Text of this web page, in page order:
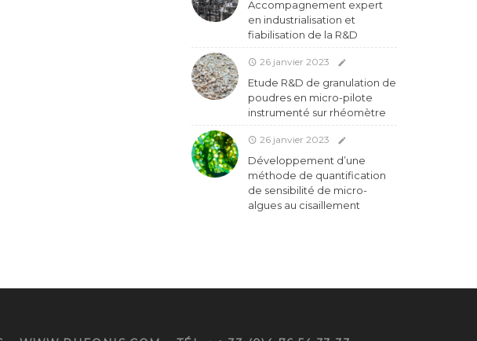
Accompagnement expert
en industrialisation et
fiabilisation de la R&D
26 janvier 2023
Etude R&D de granulation de
poudres en micro-pilote
instrumenté sur rhéomètre
26 janvier 2023
Développement d’une
méthode de quantification
de sensibilité de micro-
algues au cisaillement